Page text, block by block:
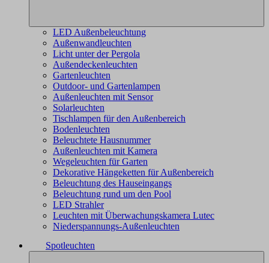
LED Außenbeleuchtung
Außenwandleuchten
Licht unter der Pergola
Außendeckenleuchten
Gartenleuchten
Outdoor- und Gartenlampen
Außenleuchten mit Sensor
Solarleuchten
Tischlampen für den Außenbereich
Bodenleuchten
Beleuchtete Hausnummer
Außenleuchten mit Kamera
Wegeleuchten für Garten
Dekorative Hängeketten für Außenbereich
Beleuchtung des Hauseingangs
Beleuchtung rund um den Pool
LED Strahler
Leuchten mit Überwachungskamera Lutec
Niederspannungs-Außenleuchten
Spotleuchten